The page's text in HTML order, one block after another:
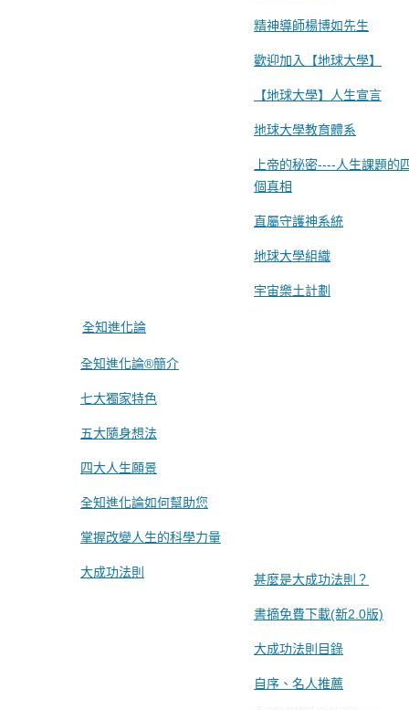
精神導師楊博如先生
歡迎加入【地球大學】
【地球大學】人生宣言
地球大學教育體系
上帝的秘密----人生課題的
個真相
直屬守護神系統
地球大學組織
宇宙樂土計劃
全知進化論
全知進化論®簡介
七大獨家特色
五大隨身想法
四大人生願景
全知進化論如何幫助您
掌握改變人生的科學力量
大成功法則 甚麼是大成功法則？
書摘免費下載(新2.0版)
大成功法則目錄
自序、名人推薦